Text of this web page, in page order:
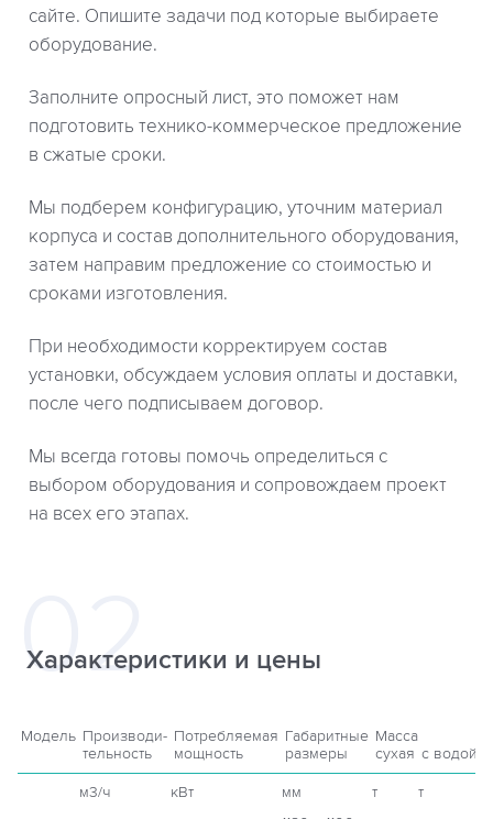
сайте. Опишите задачи под которые выбираете
оборудование.
Заполните опросный лист, это поможет нам
подготовить технико-коммерческое предложение
в сжатые сроки.
Мы подберем конфигурацию, уточним материал
корпуса и состав дополнительного оборудования,
затем направим предложение со стоимостью и
сроками изготовления.
При необходимости корректируем состав
установки, обсуждаем условия оплаты и доставки,
после чего подписываем договор.
Мы всегда готовы помочь определиться с
выбором оборудования и сопровождаем проект
на всех его этапах.
Характеристики и цены
Модель Производи- Потребляемая Габаритные Масса
тельность
мощность размеры сухая с водой
м3/ч кВт мм т т